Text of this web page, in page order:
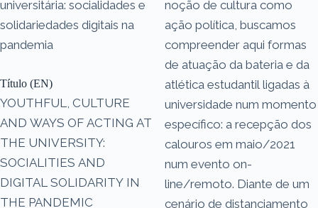
universitária: socialidades e
solidariedades digitais na
pandemia
Título (EN)
YOUTHFUL, CULTURE
AND WAYS OF ACTING AT
THE UNIVERSITY:
SOCIALITIES AND
DIGITAL SOLIDARITY IN
THE PANDEMIC
noção de cultura como
ação política, buscamos
compreender aqui formas
de atuação da bateria e da
atlética estudantil ligadas à
universidade num momento
específico: a recepção dos
calouros em maio/2021
num evento on-
line/remoto. Diante de um
cenário de distanciamento